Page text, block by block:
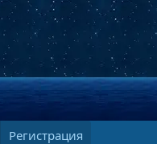
Регистрация